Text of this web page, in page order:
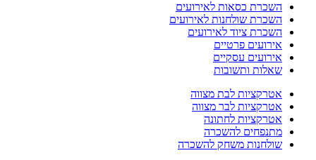
השכרת כסאות לאירועים
השכרת שולחנות לאירועים
השכרת ציוד לאירועים
אירועים פרטיים
אירועים עסקיים
שאלות ותשובות
אטרקציות לבת מצווה
אטרקציות לבר מצווה
אטרקציות לחתונה
מתנפחים להשכרה
שולחנות משחק להשכרה